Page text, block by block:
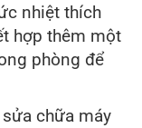
nhiệt thích
hợp thêm một
phòng để
chữa máy